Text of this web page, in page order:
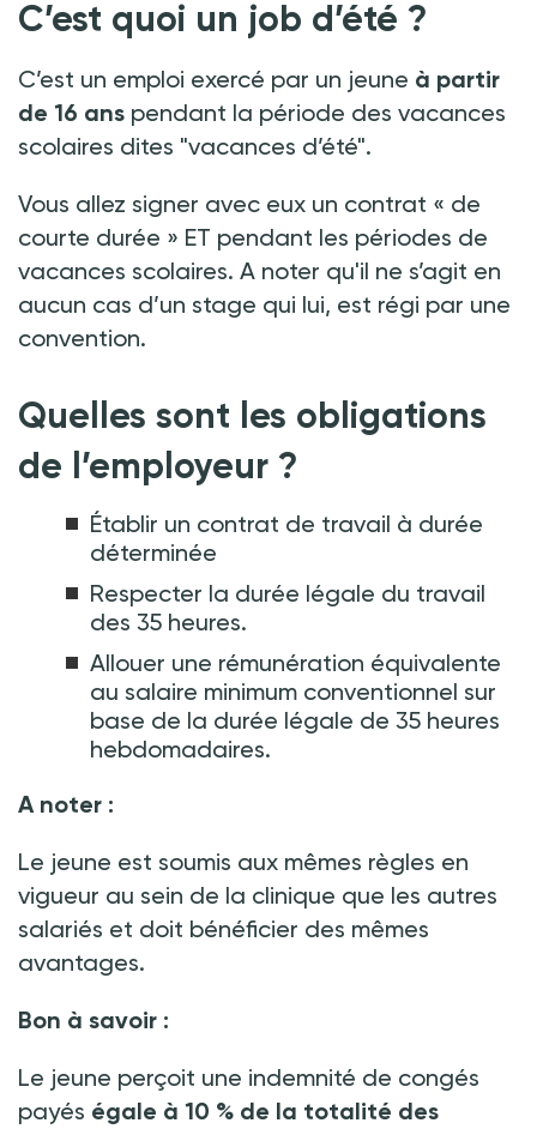
C’est quoi un job d’été ?
C’est un emploi exercé par un jeune à partir
de 16 ans pendant la période des vacances
scolaires dites "vacances d’été".
Vous allez signer avec eux un contrat « de
courte durée » ET pendant les périodes de
vacances scolaires. A noter qu'il ne s’agit en
aucun cas d’un stage qui lui, est régi par une
convention.
Quelles sont les obligations
de l’employeur ?
Établir un contrat de travail à durée
déterminée
Respecter la durée légale du travail
des 35 heures.
Allouer une rémunération équivalente
au salaire minimum conventionnel sur
base de la durée légale de 35 heures
hebdomadaires.
A noter :
Le jeune est soumis aux mêmes règles en
vigueur au sein de la clinique que les autres
salariés et doit bénéficier des mêmes
avantages.
Bon à savoir :
Le jeune perçoit une indemnité de congés
payés égale à 10 % de la totalité des